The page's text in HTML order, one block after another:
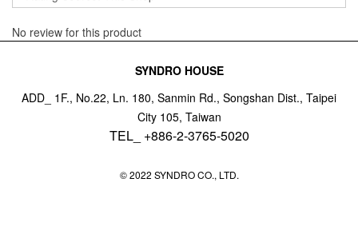
No review for this product
SYNDRO HOUSE
ADD_ 1F., No.22, Ln. 180, Sanmin Rd., Songshan Dist., Taipei
City 105, Taiwan
TEL_ +886-2-3765-5020
© 2022 SYNDRO CO., LTD.